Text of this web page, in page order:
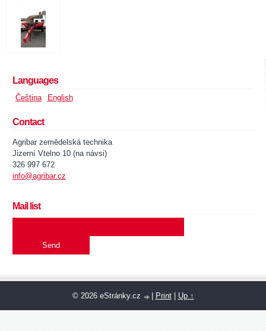
Languages
Čeština English
Contact
Agribar zemědelská technika
Jizerní Vtelno 10 (na návsi)
326 997 672
info@agribar.cz
Mail list
© 2026 eStránky.cz Print| Up ↑